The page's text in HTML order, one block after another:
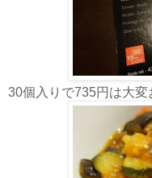
30個入りで735円は大変